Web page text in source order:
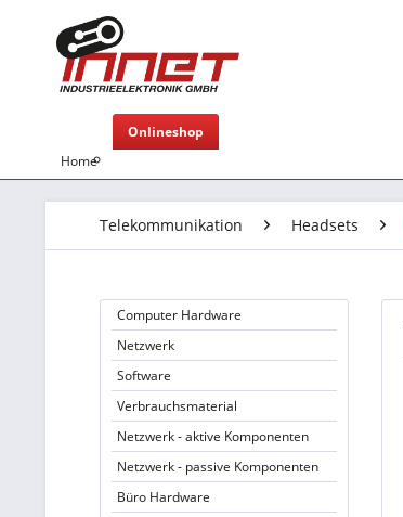
Home
Onlineshop
Telekommunikation Headsets
Computer Hardware
Netzwerk
Software
Verbrauchsmaterial
Netzwerk - aktive Komponenten
Netzwerk - passive Komponenten
Büro Hardware